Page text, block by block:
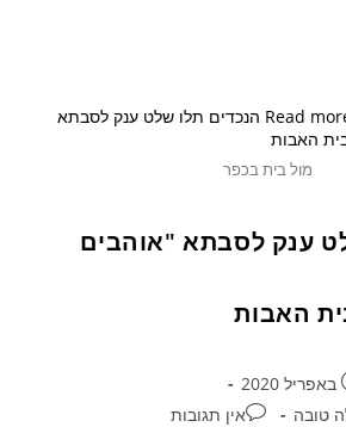
מול בית בכפר
ענק לסבתא "אוהבים
האבות
טובה אין תגובות